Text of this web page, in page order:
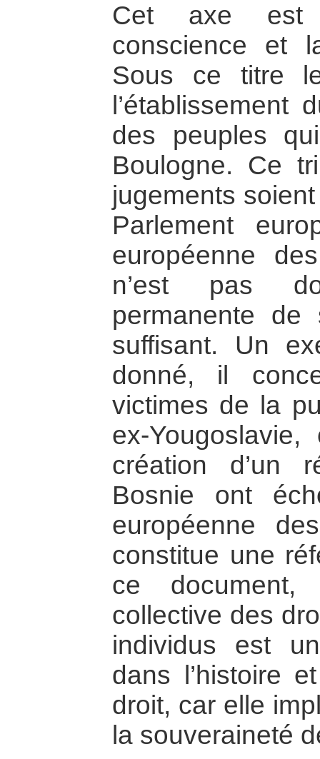
Cet axe est
conscience et
Sous ce titre
l’établissement
des peuples
Boulogne. Ce
jugements
Parlement
européenne
n’est pas
permanente de
suffisant. Un
donné, il
victimes de la
ex-
création d’un
Bosnie ont
européenne
constitue une
ce document,
collective des
individus est
dans l’histoire
droit, car elle
la souveraineté